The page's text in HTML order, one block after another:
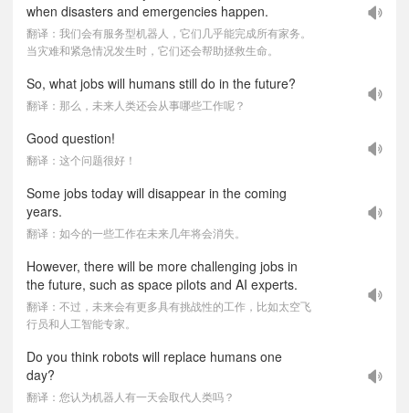
when disasters and emergencies happen.
翻译：我们会有服务型机器人，它们几乎能完成所有家务。
当灾难和紧急情况发生时，它们还会帮助拯救生命。
So, what jobs will humans still do in the future?
翻译：那么，未来人类还会从事哪些工作呢？
Good question!
翻译：这个问题很好！
Some jobs today will disappear in the coming
years.
翻译：如今的一些工作在未来几年将会消失。
However, there will be more challenging jobs in
the future, such as space pilots and AI experts.
翻译：不过，未来会有更多具有挑战性的工作，比如太空飞
行员和人工智能专家。
Do you think robots will replace humans one
day?
翻译：您认为机器人有一天会取代人类吗？